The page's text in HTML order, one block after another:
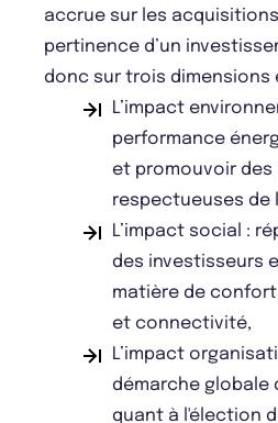
accrue sur les
pertinence d’un
donc sur trois dimensions
L’impact
performance
et promouvoir des
respectueuses de
L’impact social :
des investisseurs
matière de
et connectivité,
L’impact
démarche globale
quant à l'élection